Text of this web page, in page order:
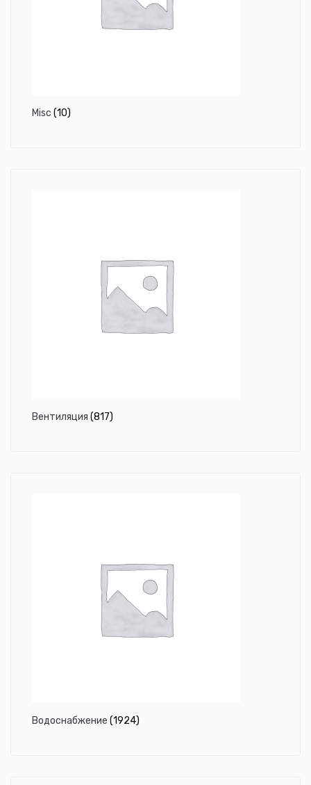
Misc (10)
Вентиляция (817)
Водоснабжение (1924)